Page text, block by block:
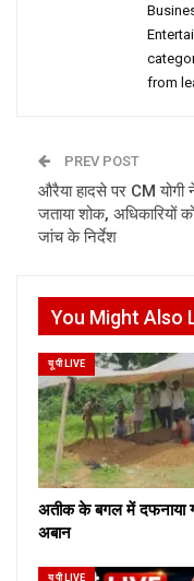
from
PREV POST
औरैया हादसे पर CM योगी
जताया शोक, अधिकारियों
जांच के निर्देश
You Might Also
यू पी LIVE
अतीक के बगल में दफनाया
अबान
यू पी LIVE